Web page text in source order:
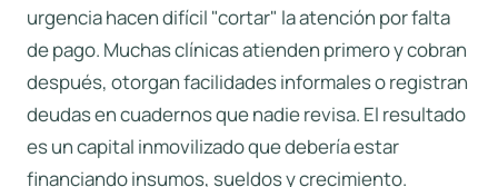
urgencia hacen difícil "cortar" la atención por falta
de pago. Muchas clínicas atienden primero y cobran
después, otorgan facilidades informales o registran
deudas en cuadernos que nadie revisa. El resultado
es un capital inmovilizado que debería estar
financiando insumos, sueldos y crecimiento.